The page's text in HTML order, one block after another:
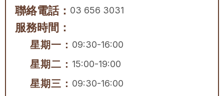
聯絡電話： 03 656 3031
服務時間：
星期一： 09:30-16:00
星期二： 15:00-19:00
星期三： 09:30-16:00